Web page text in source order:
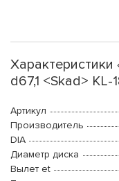
d67,1 <Skad>
Артикул
Производитель
DIA
Диаметр диска
Вылет et